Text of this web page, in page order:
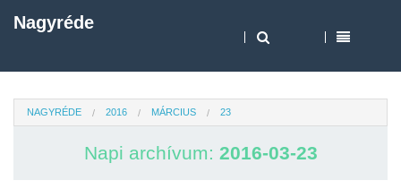
Nagyréde
NAGYRÉDE 2016 MÁRCIUS 23
Napi archívum: 2016-03-23